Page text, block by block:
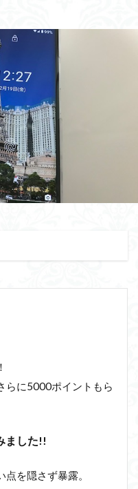
らに5000ポイントもら
ました!!
を隠さず暴露。